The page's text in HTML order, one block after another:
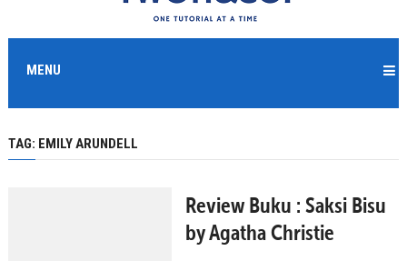
MENU
TAG: EMILY ARUNDELL
Review Buku : Saksi Bisu
by Agatha Christie